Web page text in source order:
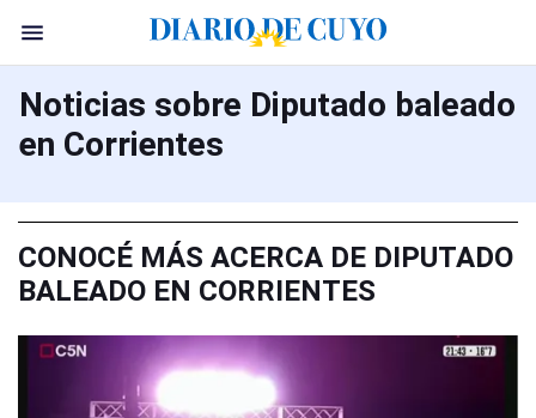
Noticias sobre Diputado baleado
en Corrientes
CONOCÉ MÁS ACERCA DE DIPUTADO
BALEADO EN CORRIENTES